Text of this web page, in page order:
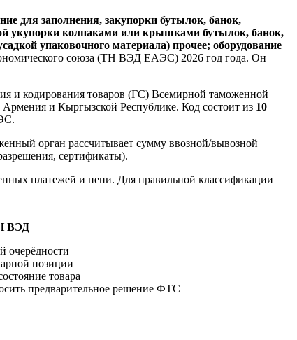
для заполнения, закупорки бутылок, банок,
укупорки колпаками или крышками бутылок, банок,
упаковочного материала) прочее; оборудование
союза (ТН ВЭД ЕАЭС) 2026 год года. Он
и кодирования товаров (ГС) Всемирной таможенной
и Кыргызской Республике. Код состоит из 10
орган рассчитывает сумму ввозной/вывозной
сертификаты).
платежей и пени. Для правильной классификации
ВЭД
очерёдности
позиции
товара
предварительное решение ФТС